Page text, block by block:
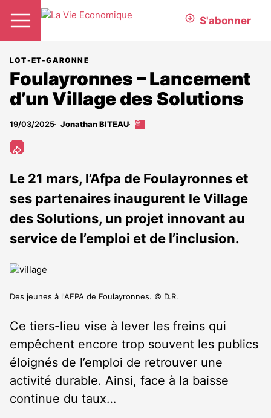
S'abonner
LOT-ET-GARONNE
Foulayronnes – Lancement
d’un Village des Solutions
19/03/2025 Jonathan BITEAU
Cet
abonnés
Le 21 mars, l’Afpa de Foulayronnes et
ses partenaires inaugurent le Village
des Solutions, un projet innovant au
service de l’emploi et de l’inclusion.
Des jeunes à l'AFPA de Foulayronnes. © D.R.
Ce tiers-lieu vise à lever les freins qui
empêchent encore trop souvent les publics
éloignés de l’emploi de retrouver une
activité durable. Ainsi, face à la baisse
continue du taux…